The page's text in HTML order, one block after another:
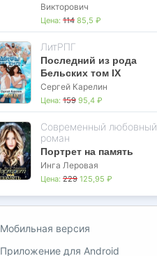
Викторович
Цена: 114 85,5 ₽
ЛитРПГ
Последний из рода
Бельских том IX
Сергей Карелин
Цена: 159 95,4 ₽
Современный любовный
роман
Портрет на память
Инга Леровая
Цена: 229 125,95 ₽
Мобильная версия
Приложение для Android